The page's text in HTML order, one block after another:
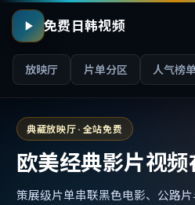
免费日韩视频
放映厅 片单分区 人气榜
典藏放映厅 · 全站免费
欧美经典影片视
策展级片单串联黑色电影、公路